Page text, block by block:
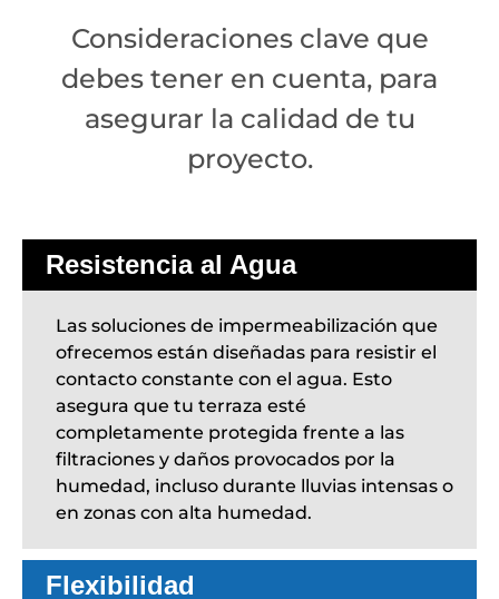
Consideraciones clave que
debes tener en cuenta, para
asegurar la calidad de tu
proyecto.
Resistencia al Agua
Las soluciones de impermeabilización que
ofrecemos están diseñadas para resistir el
contacto constante con el agua. Esto
asegura que tu terraza esté
completamente protegida frente a las
filtraciones y daños provocados por la
humedad, incluso durante lluvias intensas o
en zonas con alta humedad.
Flexibilidad